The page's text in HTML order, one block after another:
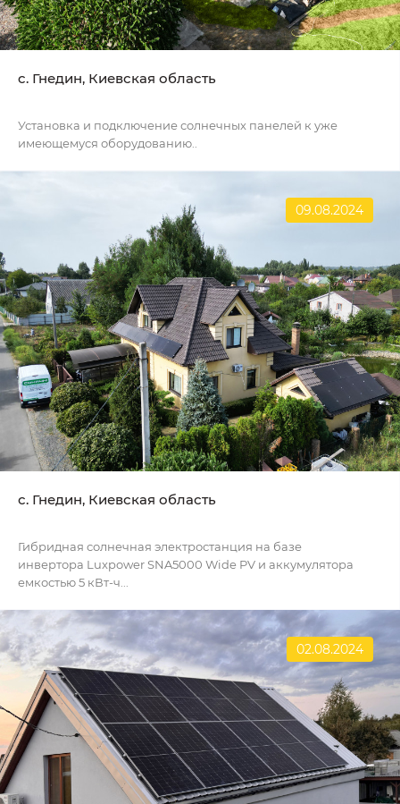
c. Гнедин, Киевская область
Установка и подключение солнечных панелей к уже
имеющемуся оборудованию..
09.08.2024
с. Гнедин, Киевская область
Гибридная солнечная электростанция на базе
инвертора Luxpower SNA5000 Wide PV и аккумулятора
емкостью 5 кВт-ч...
02.08.2024